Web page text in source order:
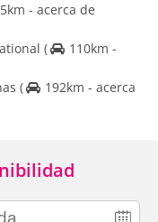
- acerca de
(
110km -
(
192km - acerca